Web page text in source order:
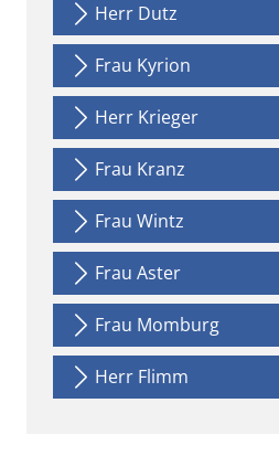
Herr Dutz
Frau Kyrion
Herr Krieger
Frau Kranz
Frau Wintz
Frau Aster
Frau Momburg
Herr Flimm